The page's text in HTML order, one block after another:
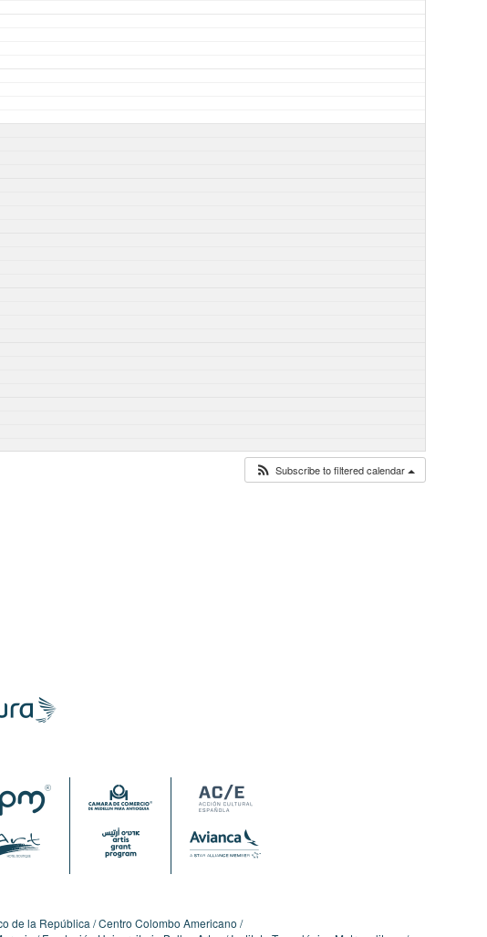
Subscribe to filtered calendar
de la República Centro Colombo Americano